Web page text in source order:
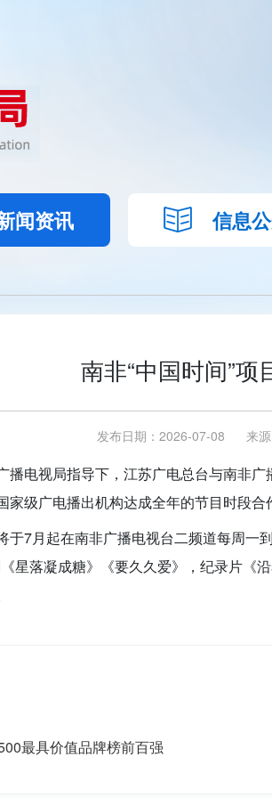
闻资讯 信息
南非“中国时间”项
发布日期：2026-07-08 来源
电视局指导下，江苏广电总台与南非
级广电播出机构达成全年的节目时段合
于7月起在南非广播电视台二频道每周
星落凝成糖》《要久久爱》，纪录片
最具价值品牌榜前百强